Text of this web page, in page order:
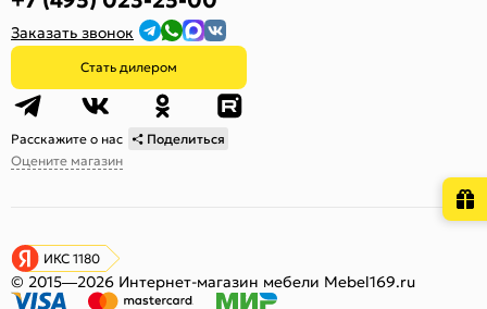
Заказать звонок
Стать дилером
Расскажите о нас
Поделиться
Оцените магазин
ИКС 1180
© 2015—2026 Интернет-магазин мебели Mebel169.ru